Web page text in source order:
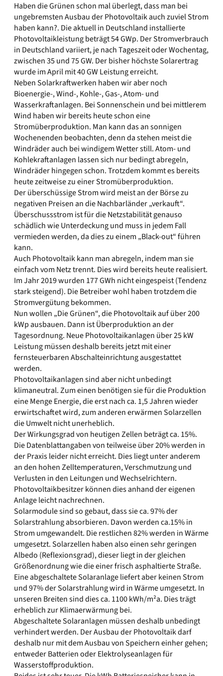
Haben die Grünen schon mal überlegt, dass man bei
ungebremsten Ausbau der Photovoltaik auch zuviel Strom
haben kann?. Die aktuell in Deutschland installierte
Photovoltaikleistung beträgt 54 GWp. Der Stromverbrauch
in Deutschland variiert, je nach Tageszeit oder Wochentag,
zwischen 35 und 75 GW. Der bisher höchste Solarertrag
wurde im April mit 40 GW Leistung erreicht.
Neben Solarkraftwerken haben wir aber noch
Bioenergie-, Wind-, Kohle-, Gas-, Atom- und
Wasserkraftanlagen. Bei Sonnenschein und bei mittlerem
Wind haben wir bereits heute schon eine
Stromüberproduktion. Man kann das an sonnigen
Wochenenden beobachten, denn da stehen meist die
Windräder auch bei windigem Wetter still. Atom- und
Kohlekraftanlagen lassen sich nur bedingt abregeln,
Windräder hingegen schon. Trotzdem kommt es bereits
heute zeitweise zu einer Stromüberproduktion.
Der überschüssige Strom wird meist an der Börse zu
negativen Preisen an die Nachbarländer „verkauft“.
Überschussstrom ist für die Netzstabilität genauso
schädlich wie Unterdeckung und muss in jedem Fall
vermieden werden, da dies zu einem „Black-out“ führen
kann.
Auch Photovoltaik kann man abregeln, indem man sie
einfach vom Netz trennt. Dies wird bereits heute realisiert.
Im Jahr 2019 wurden 177 GWh nicht eingespeist (Tendenz
stark steigend). Die Betreiber wohl haben trotzdem die
Stromvergütung bekommen.
Nun wollen „Die Grünen“, die Photovoltaik auf über 200
kWp ausbauen. Dann ist Überproduktion an der
Tagesordnung. Neue Photovoltaikanlagen über 25 kW
Leistung müssen deshalb bereits jetzt mit einer
fernsteuerbaren Abschalteinrichtung ausgestattet
werden.
Photovoltaikanlagen sind aber nicht unbedingt
klimaneutral. Zum einen benötigen sie für die Produktion
eine Menge Energie, die erst nach ca. 1,5 Jahren wieder
erwirtschaftet wird, zum anderen erwärmen Solarzellen
die Umwelt nicht unerheblich.
Der Wirkungsgrad von heutigen Zellen beträgt ca. 15%.
Die Datenblattangaben von teilweise über 20% werden in
der Praxis leider nicht erreicht. Dies liegt unter anderem
an den hohen Zelltemperaturen, Verschmutzung und
Verlusten in den Leitungen und Wechselrichtern.
Photovoltaikbesitzer können dies anhand der eigenen
Anlage leicht nachrechnen.
Solarmodule sind so gebaut, dass sie ca. 97% der
Solarstrahlung absorbieren. Davon werden ca.15% in
Strom umgewandelt. Die restlichen 82% werden in Wärme
umgesetzt. Solarzellen haben also einen sehr geringen
Albedo (Reflexionsgrad), dieser liegt in der gleichen
Größenordnung wie die einer frisch asphaltierte Straße.
Eine abgeschaltete Solaranlage liefert aber keinen Strom
und 97% der Solarstrahlung wird in Wärme umgesetzt. In
unseren Breiten sind dies ca. 1100 kWh/m²a. Dies trägt
erheblich zur Klimaerwärmung bei.
Abgeschaltete Solaranlagen müssen deshalb unbedingt
verhindert werden. Der Ausbau der Photovoltaik darf
deshalb nur mit dem Ausbau von Speichern einher gehen;
entweder Batterien oder Elektrolyseanlagen für
Wasserstoffproduktion.